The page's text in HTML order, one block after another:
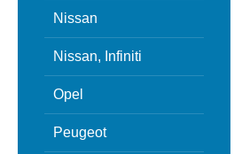
Nissan
Nissan, Infiniti
Opel
Peugeot